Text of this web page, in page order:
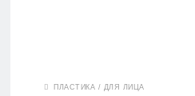
ПЛАСТИКА / ДЛЯ ЛИЦА